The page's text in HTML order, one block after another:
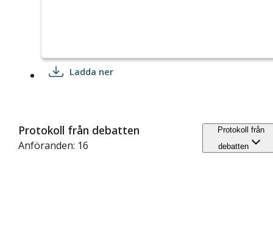
Ladda ner
Protokoll från debatten
Anföranden: 16
Protokoll från
debatten